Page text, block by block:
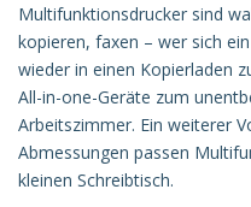
Multifunktionsdrucker sind
kopieren, faxen – wer sich
wieder in einen Kopierladen
All-in-one-Geräte zum
Arbeitszimmer. Ein weiterer
Abmessungen passen
kleinen Schreibtisch.